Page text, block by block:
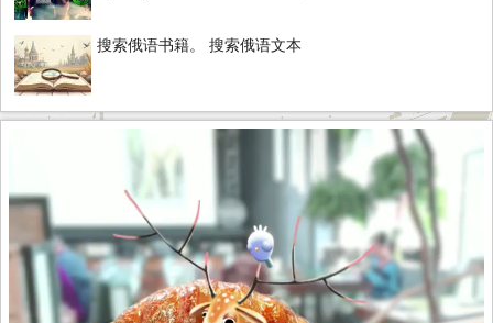
搜索俄语书籍。 搜索俄语文本